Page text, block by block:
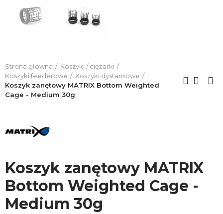
Strona główna
Koszyki / ciężarki
Koszyki feederowe
Koszyki dystansowe
Koszyk zanętowy MATRIX Bottom Weighted
Cage - Medium 30g
Koszyk zanętowy MATRIX
Bottom Weighted Cage -
Medium 30g